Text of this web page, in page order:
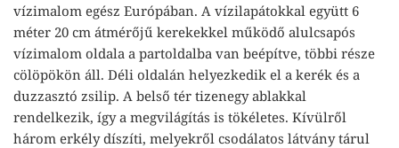
vízimalom egész Európában. A vízilapátokkal együtt 6
méter 20 cm átmérőjű kerekekkel működő alulcsapós
vízimalom oldala a partoldalba van beépítve, többi része
cölöpökön áll. Déli oldalán helyezkedik el a kerék és a
duzzasztó zsilip. A belső tér tizenegy ablakkal
rendelkezik, így a megvilágítás is tökéletes. Kívülről
három erkély díszíti, melyekről csodálatos látvány tárul